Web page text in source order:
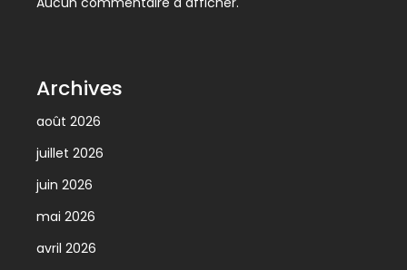
Archives
août 2026
juillet 2026
juin 2026
mai 2026
avril 2026